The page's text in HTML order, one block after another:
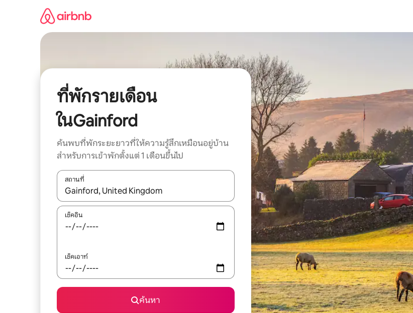
ที่พักรายเดือน
ในGainford
ค้นพบที่พักระยะยาวที่ให้ความรู้สึกเหมือนอยู่บ้าน
สำหรับการเข้าพักตั้งแต่ 1 เดือนขึ้นไป
สถานที่
ใช้ลูกศรขึ้นลง หรือใช้การสัมผัสหรือปัด เพื่อสำรวจผลการค้นหา
เช็คอิน
เช็คเอาท์
ค้นหา